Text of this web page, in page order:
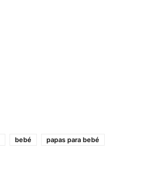
bebé
papas para bebé